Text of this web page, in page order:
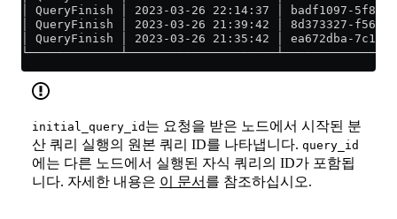
│ QueryFinish │ 2023-03-26 22:14:37 │ badf1097-
│ QueryFinish │ 2023-03-26 21:39:42 │ 8d373327-
│ QueryFinish │ 2023-03-26 21:35:42 │ ea672dba-
initial_query_id 는 요청을 받은 노드에서 시작된 분
산 쿼리 실행의 원본 쿼리 ID를 나타냅니다. query_id
에는 다른 노드에서 실행된 자식 쿼리의 ID가 포함됩
니다. 자세한 내용은 이 문서 를 참조하십시오.